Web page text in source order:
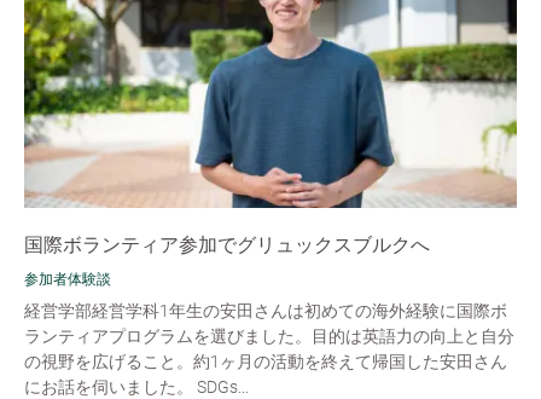
国際ボランティア参加でグリュックスブルクへ
参加者体験談
経営学部経営学科1年生の安田さんは初めての海外経験に国際ボ
ランティアプログラムを選びました。目的は英語力の向上と自分
の視野を広げること。約1ヶ月の活動を終えて帰国した安田さん
にお話を伺いました。 SDGs...